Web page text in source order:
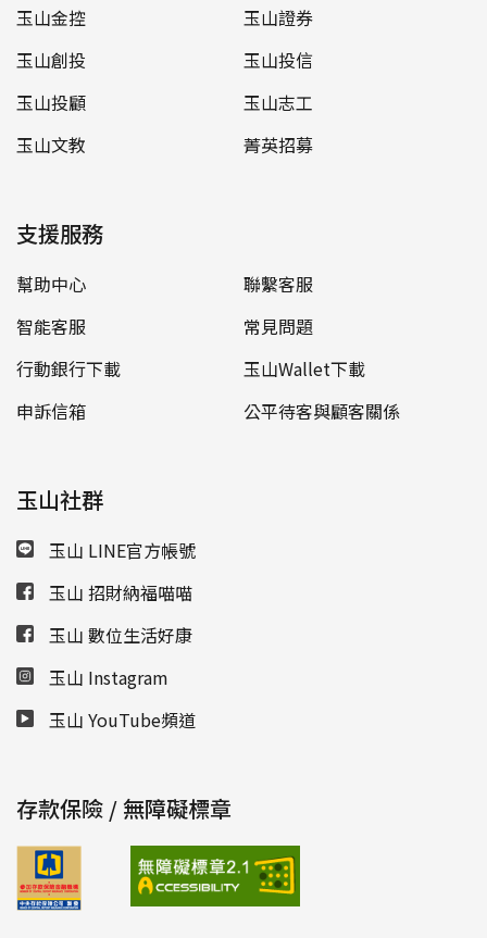
玉山金控
玉山證券
玉山創投
玉山投信
玉山投顧
玉山志工
玉山文教
菁英招募
支援服務
幫助中心
聯繫客服
智能客服
常見問題
行動銀行下載
玉山Wallet下載
申訴信箱
公平待客與顧客關係
玉山社群
玉山 LINE官方帳號
玉山 招財納福喵喵
玉山 數位生活好康
玉山 Instagram
玉山 YouTube頻道
存款保險 / 無障礙標章